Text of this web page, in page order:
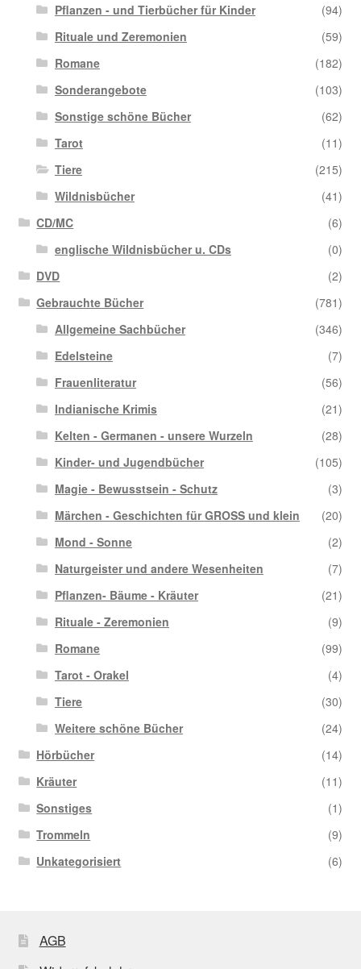
Pflanzen - und Tierbücher für Kinder
(94)
Rituale und Zeremonien
(59)
Romane
(182)
Sonderangebote
(103)
Sonstige schöne Bücher
(62)
Tarot
(11)
Tiere
(215)
Wildnisbücher
(41)
CD/MC
(6)
englische Wildnisbücher u. CDs
(0)
DVD
(2)
Gebrauchte Bücher
(781)
Allgemeine Sachbücher
(346)
Edelsteine
(7)
Frauenliteratur
(56)
Indianische Krimis
(21)
Kelten - Germanen - unsere Wurzeln
(28)
Kinder- und Jugendbücher
(105)
Magie - Bewusstsein - Schutz
(3)
Märchen - Geschichten für GROSS und klein
(20)
Mond - Sonne
(2)
Naturgeister und andere Wesenheiten
(7)
Pflanzen- Bäume - Kräuter
(21)
Rituale - Zeremonien
(9)
Romane
(99)
Tarot - Orakel
(4)
Tiere
(30)
Weitere schöne Bücher
(24)
Hörbücher
(14)
Kräuter
(11)
Sonstiges
(1)
Trommeln
(9)
Unkategorisiert
(6)
AGB